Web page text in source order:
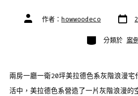
文
章 作者： howwoodeco 發
表
分
類 分類於 案
兩房一廳一衛20坪美拉德色系灰階浪漫
活中，美拉德色系營造了一片灰階浪漫